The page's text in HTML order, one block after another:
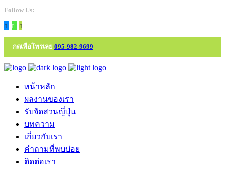
Follow Us:
กดเพื่อโทรเลย 095-982-9699
หน้าหลัก
ผลงานของเรา
รับจัดสวนญี่ปุ่น
บทความ
เกี่ยวกับเรา
คำถามที่พบบ่อย
ติดต่อเรา